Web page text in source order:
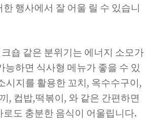
행사에서 잘 어울 릴 수 있습니
숍 같은 분위기는 에너지 소모가
능하면 식사형 메뉴가 좋을 수 있
시지를 활용한 꼬치, 옥수수구이,
, 컵밥,떡볶이, 와 같은 간편하면
로도 충분한 음식이 어울립니다.